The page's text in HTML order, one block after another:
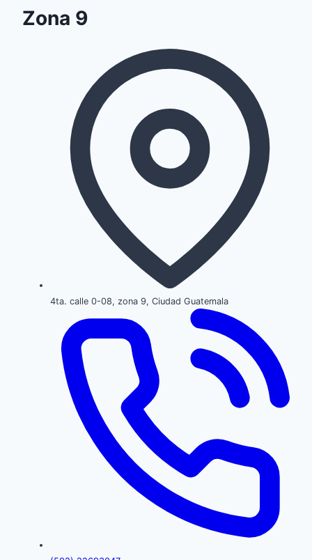
Zona 9
4ta. calle 0-08, zona 9, Ciudad Guatemala